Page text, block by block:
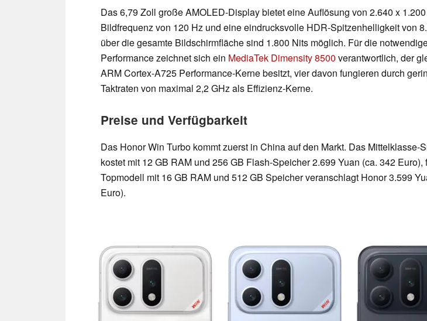
Das 6,79 Zoll große AMOLED-Display bietet eine Auflösung von 2.640 x
Bildfrequenz von 120 Hz und eine eindrucksvolle HDR-Spitzenhelligkeit von
über die gesamte Bildschirmfläche sind 1.800 Nits möglich. Für die
Performance zeichnet sich ein MediaTek Dimensity 8500 verantwortlich, der
ARM Cortex-A725 Performance-Kerne besitzt, vier davon fungieren durch
Taktraten von maximal 2,2 GHz als Effizienz-Kerne.
Preise und Verfügbarkeit
Das Honor Win Turbo kommt zuerst in China auf den Markt. Das Mittelklasse-
kostet mit 12 GB RAM und 256 GB Flash-Speicher 2.699 Yuan (ca. 342 Euro),
Topmodell mit 16 GB RAM und 512 GB Speicher veranschlagt Honor 3.599
Euro).